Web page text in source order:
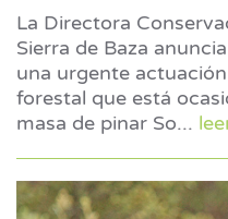
La Directora
Sierra de Baza
una urgente
forestal que está
masa de pinar So...